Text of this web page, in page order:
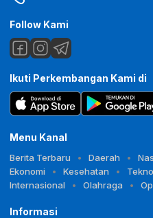
Follow Kami
Ikuti Perkembangan Kami di
Menu Kanal
Berita Terbaru Daerah
Ekonomi
Kesehatan
Internasional
Olahraga
Informasi